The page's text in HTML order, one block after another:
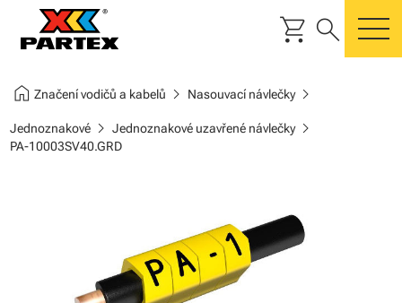
shopping_cart search
home Značení vodičů a kabelů chevron_right Nasouvací návlečkychevron_right
Jednoznakovéchevron_right Jednoznakové uzavřené návlečkychevron_right
PA-10003SV40.GRD